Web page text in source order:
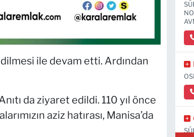
ile devam etti. Ardından
da ziyaret edildi. 110 yıl önce
aziz hatırası, Manisa’da